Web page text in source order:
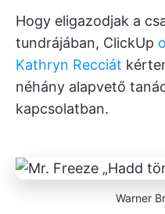
Hogy eligazodjak a
tundrájában, ClickUp
Kathryn Recciát
néhány alapvető
kapcsolatban.
Warner